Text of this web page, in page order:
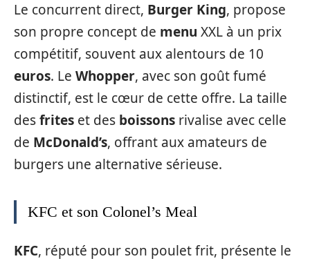
Le concurrent direct, Burger King, propose
son propre concept de menu XXL à un prix
compétitif, souvent aux alentours de 10
euros. Le Whopper, avec son goût fumé
distinctif, est le cœur de cette offre. La taille
desfrites et des boissons rivalise avec celle
de McDonald’s, offrant aux amateurs de
burgers une alternative sérieuse.
KFC et son Colonel’s Meal
KFC, réputé pour son poulet frit, présente le